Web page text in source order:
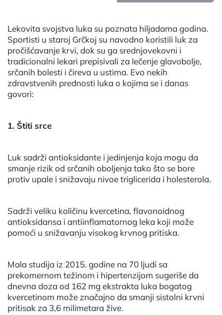
Lekovita svojstva luka su poznata hiljadama godina.
Sportisti u staroj Grčkoj su navodno koristili luk za
pročišćavanje krvi, dok su ga srednjovekovni i
tradicionalni lekari prepisivali za lečenje glavobolje,
srčanih bolesti i čireva u ustima. Evo nekih
zdravstvenih prednosti luka o kojima se i danas
govori:
1. Štiti srce
Luk sadrži antioksidante i jedinjenja koja mogu da
smanje rizik od srčanih oboljenja tako što se bore
protiv upale i snižavaju nivoe triglicerida i holesterola.
Sadrži veliku količinu kvercetina, flavonoidnog
antioksidansa i antiinflamatornog leka koji može
pomoći u snižavanju visokog krvnog pritiska.
Mala studija iz 2015. godine na 70 ljudi sa
prekomernom težinom i hipertenzijom sugeriše da
dnevna doza od 162 mg ekstrakta luka bogatog
kvercetinom može značajno da smanji sistolni krvni
pritisak za 3,6 milimetara žive.